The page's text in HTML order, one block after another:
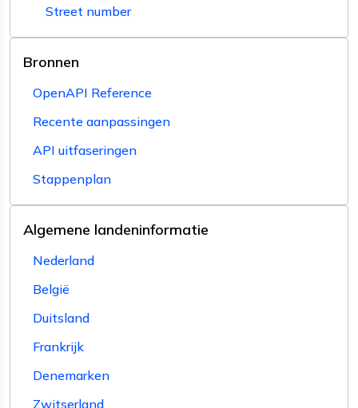
Street number
Bronnen
OpenAPI Reference
Recente aanpassingen
API uitfaseringen
Stappenplan
Algemene landeninformatie
Nederland
België
Duitsland
Frankrijk
Denemarken
Zwitserland